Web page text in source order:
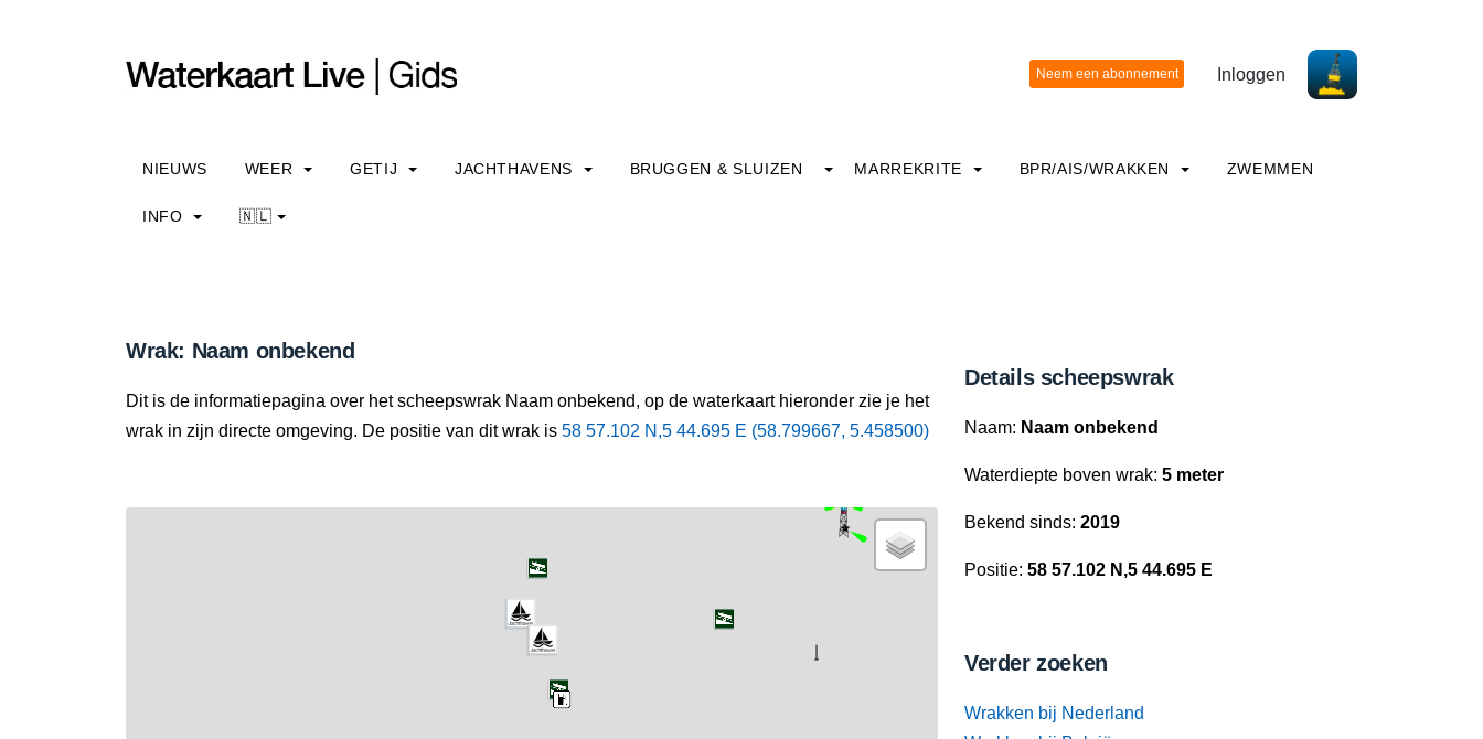
Inloggen
NIEUWS WEER GETIJ JACHTHAVENS BRUGGEN & SLUIZEN MARREKRITE BPR/AIS/WRAKKEN ZWEMMEN
INFO 🇳🇱
Wrak: Naam onbekend
Dit is de informatiepagina over het scheepswrak Naam onbekend, op de waterkaart hieronder zie je het
wrak in zijn directe omgeving. De positie van dit wrak is 58 57.102 N,5 44.695 E (58.799667, 5.458500)
Details scheepswrak
Naam: Naam onbekend
Waterdiepte boven wrak: 5 meter
Bekend sinds: 2019
Positie: 58 57.102 N,5 44.695 E
Verder zoeken
Wrakken bij Nederland